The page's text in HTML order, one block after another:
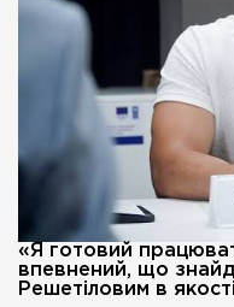
«Я готовий
впевнений, що
Решетіловим в